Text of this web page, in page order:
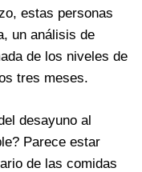
estas personas
un análisis de
de los niveles de
tres meses.
desayuno al
Parece estar
de las comidas